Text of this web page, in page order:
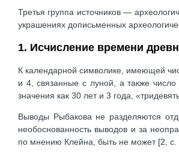
Третья группа источников —
украшениях дописьменных
1. Исчисление времени
К календарной символике, имеющей
и 4, связанные с луной, а также
значения как 30 лет и 3 года,
Выводы Рыбакова не разделяются
необоснованность выводов и за
по мнению Клейна, быть не может [2, с.